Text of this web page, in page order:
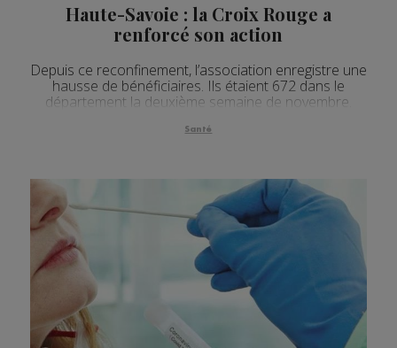
Haute-Savoie : la Croix Rouge a
renforcé son action
Depuis ce reconfinement, l’association enregistre une
hausse de bénéficiaires. Ils étaient 672 dans le
département la deuxième semaine de novembre.
Santé